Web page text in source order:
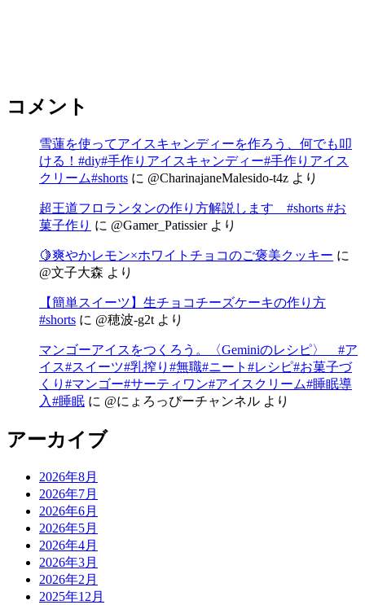
コメント
雪蓮を使ってアイスキャンディーを作ろう、何でも叩
ける！#diy#手作りアイスキャンディー#手作りアイス
クリーム#shorts に @CharinajaneMalesido-t4z より
超王道フロランタンの作り方解説します #shorts #お
菓子作り に @Gamer_Patissierより
🍋爽やかレモン×ホワイトチョコのご褒美クッキー に
@文子大森 より
【簡単スイーツ】生チョコチーズケーキの作り方
#shorts に @穂波-g2t より
マンゴーアイスをつくろう。〈Geminiのレシピ〉 #ア
イス#スイーツ#乳搾り#無職#ニート#レシピ#お菓子づ
くり#マンゴー#サーティワン#アイスクリーム#睡眠導
入#睡眠 に @にょろっぴーチャンネル より
アーカイブ
2026年8月
2026年7月
2026年6月
2026年5月
2026年4月
2026年3月
2026年2月
2025年12月